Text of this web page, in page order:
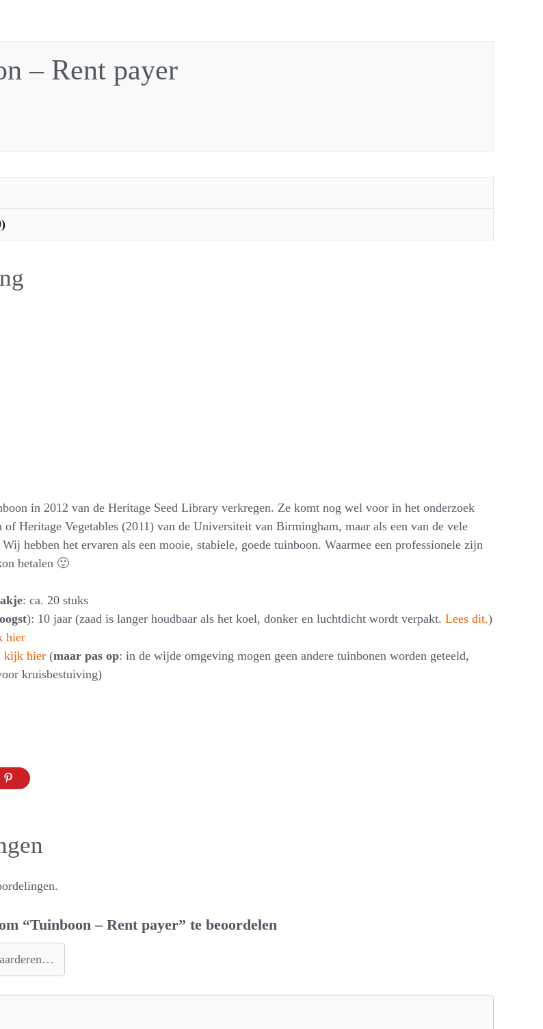
– Rent payer
in 2012 van de Heritage Seed Library verkregen. Ze komt nog wel voor in het onderzoek
of Heritage Vegetables (2011) van de Universiteit van Birmingham, maar als een van de vele
hebben het ervaren als een mooie, stabiele, goede tuinboon. Waarmee een professionele zijn
betalen 🙂
: ca. 20 stuks
): 10 jaar (zaad is langer houdbaar als het koel, donker en luchtdicht wordt verpakt. Lees dit.)
hier
kijk hier (maar pas op: in de wijde omgeving mogen geen andere tuinbonen worden geteeld,
kruisbestuiving)
“Tuinboon – Rent payer” te beoordelen